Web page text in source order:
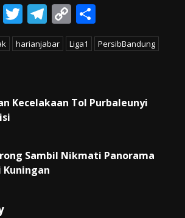
W T
w
itt
T
el
e
m
C
o
p
n
h
ar
harianjabar Liga1
PersibBandung
Kecelakaan Tol Purbaleunyi
Sambil Nikmati Panorama
Kuningan